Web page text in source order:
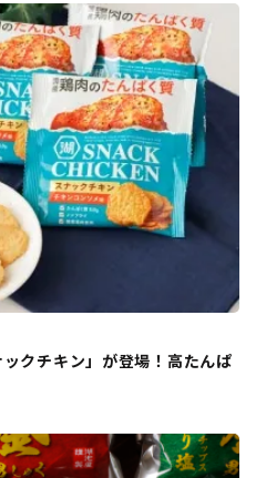
クチキン」が登場！高たんぱ